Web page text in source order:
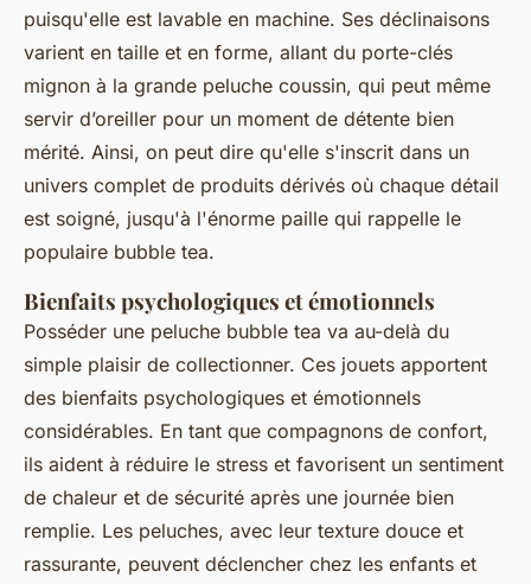
puisqu'elle est lavable en machine. Ses déclinaisons
varient en taille et en forme, allant du porte-clés
mignon à la grande peluche coussin, qui peut même
servir d’oreiller pour un moment de détente bien
mérité. Ainsi, on peut dire qu'elle s'inscrit dans un
univers complet de produits dérivés où chaque détail
est soigné, jusqu'à l'énorme paille qui rappelle le
populaire bubble tea.
Bienfaits psychologiques et émotionnels
Posséder une peluche bubble tea va au-delà du
simple plaisir de collectionner. Ces jouets apportent
des bienfaits psychologiques et émotionnels
considérables. En tant que compagnons de confort,
ils aident à réduire le stress et favorisent un sentiment
de chaleur et de sécurité après une journée bien
remplie. Les peluches, avec leur texture douce et
rassurante, peuvent déclencher chez les enfants et